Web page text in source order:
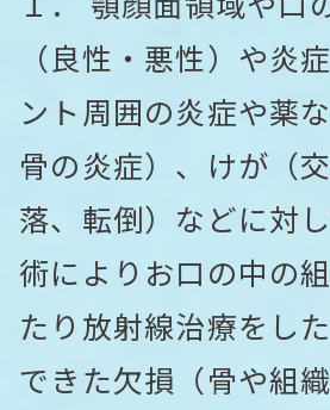
（良性・悪性）や炎
ント周囲の炎症や薬
骨の炎症）、けが（
落、転倒）などに対
術によりお口の中の
たり放射線治療をし
できた欠損（骨や組